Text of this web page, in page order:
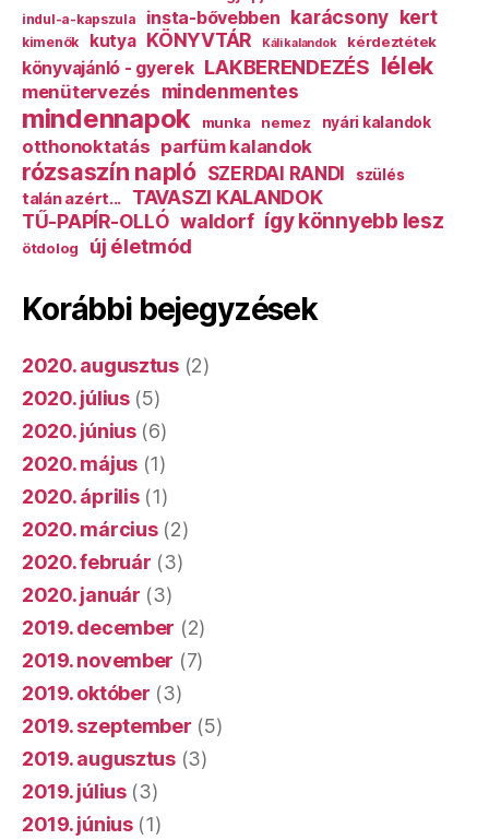
indul-a-kapszula insta-bővebben karácsony kert
kimenők kutya KÖNYVTÁR Káli kalandok kérdeztétek
könyvajánló - gyerek LAKBERENDEZÉS lélek
menütervezés mindenmentes
mindennapok munka nemez nyári kalandok
otthonoktatás parfüm kalandok
rózsaszín napló SZERDAI RANDI szülés
talán azért...
TAVASZI KALANDOK
TŰ-PAPÍR-OLLÓ waldorf így könnyebb lesz
ötdolog új életmód
Korábbi bejegyzések
2020. augusztus(2)
2020. július(5)
2020. június(6)
2020. május (1)
2020. április(1)
2020. március(2)
2020. február (3)
2020. január (3)
2019. december (2)
2019. november (7)
2019. október (3)
2019. szeptember (5)
2019. augusztus(3)
2019. július(3)
2019. június(1)